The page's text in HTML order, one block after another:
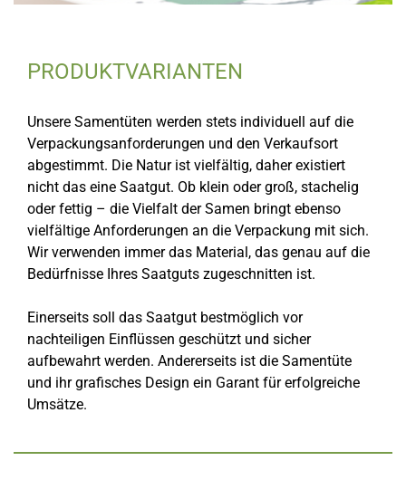
PRODUKTVARIANTEN
Unsere Samentüten werden stets individuell auf die
Verpackungsanforderungen und den Verkaufsort
abgestimmt. Die Natur ist vielfältig, daher existiert
nicht das eine Saatgut. Ob klein oder groß, stachelig
oder fettig – die Vielfalt der Samen bringt ebenso
vielfältige Anforderungen an die Verpackung mit sich.
Wir verwenden immer das Material, das genau auf die
Bedürfnisse Ihres Saatguts zugeschnitten ist.
Einerseits soll das Saatgut bestmöglich vor
nachteiligen Einflüssen geschützt und sicher
aufbewahrt werden. Andererseits ist die Samentüte
und ihr grafisches Design ein Garant für erfolgreiche
Umsätze.